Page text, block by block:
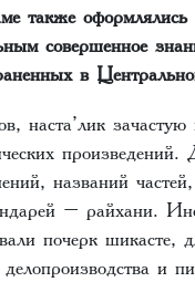
также
совершенное
в
наста’лик зачастую
названий
– райхани.
почерк шикасте,
и